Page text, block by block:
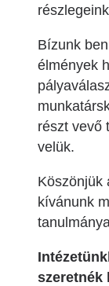
Bízunk
élmények
részt vevő
velük.
Köszönjük
kívánunk
szeretnék